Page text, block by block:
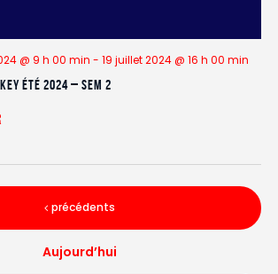
été 2024 – Sem 2
@ 9 h 00 min - 19 juillet 2024 @ 16 h 00 min
Évènements
précédents
Aujourd’hui